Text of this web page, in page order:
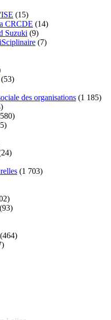
(15)
CRCDE (14)
Suzuki (9)
(7)
(53)
des organisations (1 185)
(1 703)
(93)
(464)